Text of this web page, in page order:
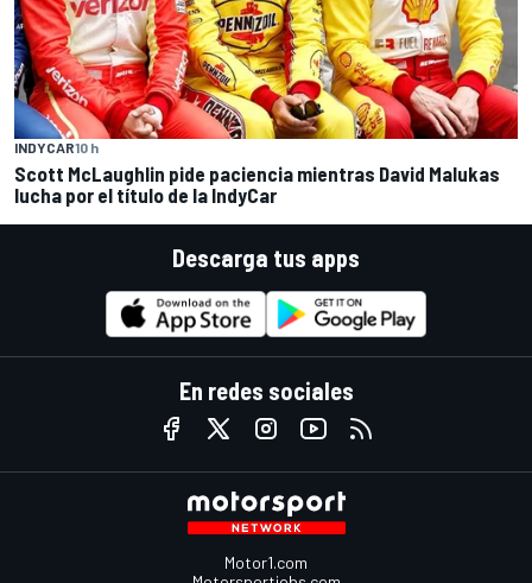
INDYCAR10 h
Scott McLaughlin pide paciencia mientras David Malukas
lucha por el título de la IndyCar
Descarga tus apps
En redes sociales
Motor1.com